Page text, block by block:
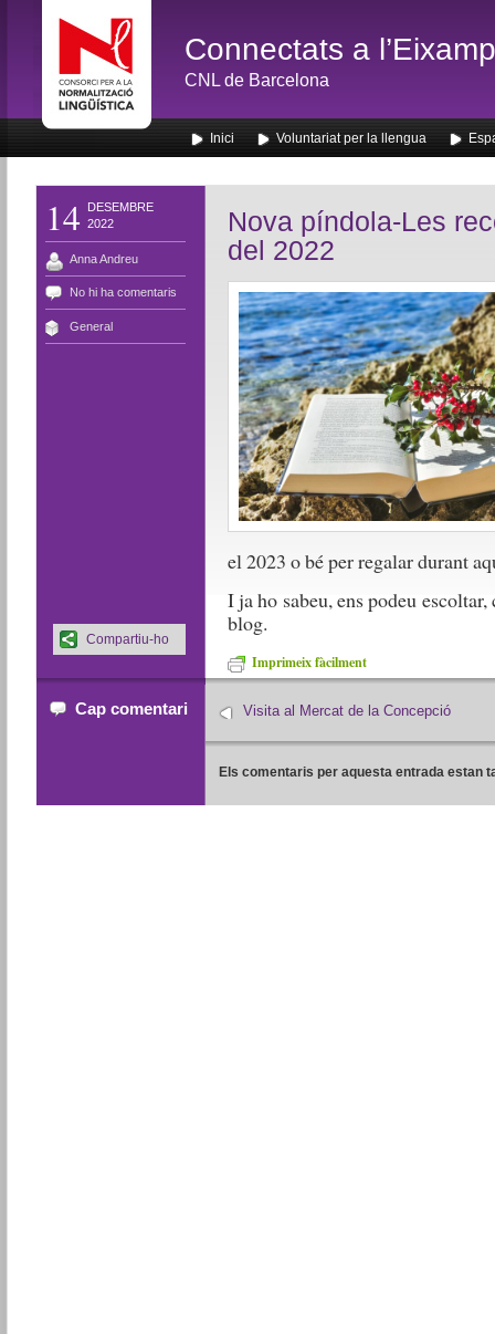
Connectats a
CNL de Barcelona
Inici Voluntariat per la llengua
14
DESEMBRE
2022
Anna Andreu
No hi ha comentaris
General
Nova píndola-Les
del 2022
el 2023 o bé per regalar durant
I ja ho sabeu, ens podeu
blog.
Imprimeix fàcilment
Compartiu-ho
Cap comentari Visita al Mercat de la Concepció
Els comentaris per aquesta entrada estan